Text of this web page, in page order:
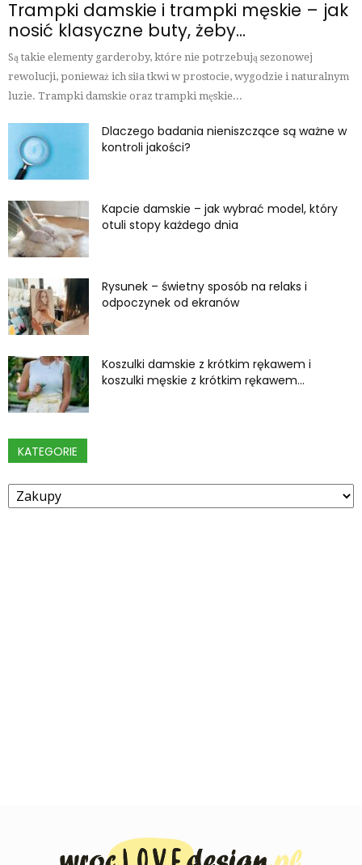
Trampki damskie i trampki męskie – jak
nosić klasyczne buty, żeby...
Są takie elementy garderoby, które nie potrzebują sezonowej
rewolucji, ponieważ ich siła tkwi w prostocie, wygodzie i naturalnym
luzie. Trampki damskie oraz trampki męskie...
Dlaczego badania nieniszczące są ważne w
kontroli jakości?
Kapcie damskie – jak wybrać model, który
otuli stopy każdego dnia
Rysunek – świetny sposób na relaks i
odpoczynek od ekranów
Koszulki damskie z krótkim rękawem i
koszulki męskie z krótkim rękawem...
KATEGORIE
Kategorie